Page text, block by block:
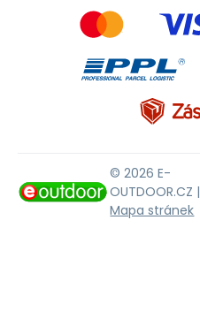
© 2026 E-
OUTDOOR.CZ |
Mapa stránek